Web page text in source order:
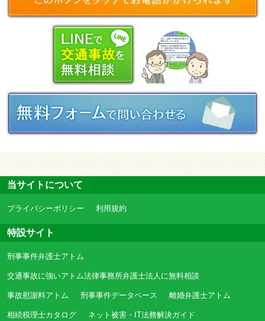
当サイトについて
プライバシーポリシー 利用規約
特設サイト
刑事事件弁護士アトム
交通事故に強いアトム法律事務所弁護士法人に無料相談
事故慰謝料アトム 刑事事件データベース 離婚弁護士アトム
相続税理士カタログ ネット被害・IT法務解決ガイド